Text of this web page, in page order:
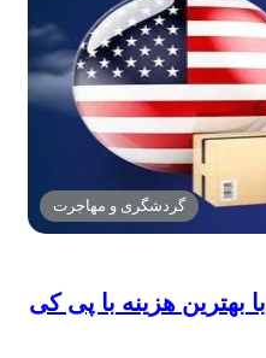
گردشگری و مهاجرت
بهترین هزینه با پی کی